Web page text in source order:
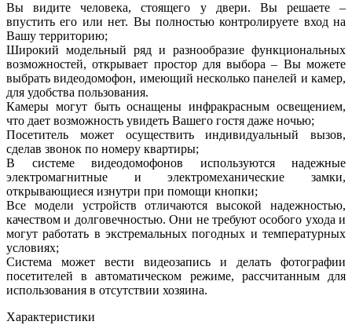
Вы видите человека, стоящего у двери. Вы решаете –
впустить его или нет. Вы полностью контролируете вход на
Вашу территорию;
Широкий модельный ряд и разнообразие функциональных
возможностей, открывает простор для выбора – Вы можете
выбрать видеодомофон, имеющий несколько панелей и камер,
для удобства пользования.
Камеры могут быть оснащены инфракрасным освещением,
что дает возможность увидеть Вашего гостя даже ночью;
Посетитель может осуществить индивидуальный вызов,
сделав звонок по номеру квартиры;
В системе видеодомофонов используются надежные
электромагнитные и электромеханические замки,
открывающиеся изнутри при помощи кнопки;
Все модели устройств отличаются высокой надежностью,
качеством и долговечностью. Они не требуют особого ухода и
могут работать в экстремальных погодных и температурных
условиях;
Система может вести видеозапись и делать фотографии
посетителей в автоматическом режиме, рассчитанным для
использования в отсутствии хозяина.
Характеристики